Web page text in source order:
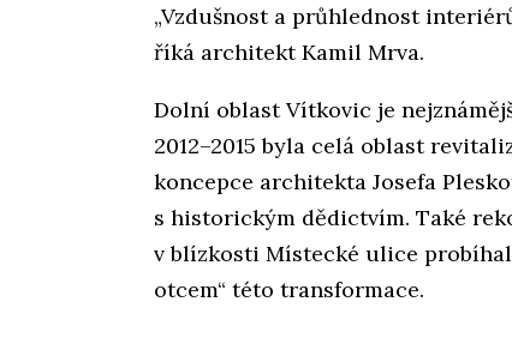
„Vzdušnost a průhlednost
říká architekt Kamil Mrva.
Dolní oblast Vítkovic je
2012–2015 byla celá oblast
koncepce architekta Josefa
s historickým dědictvím. Také
v blízkosti Místecké ulice
otcem“ této transformace.